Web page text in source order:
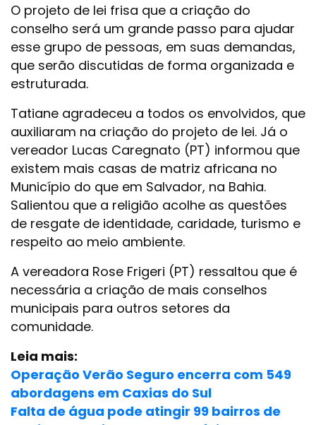
O projeto de lei frisa que a criação do
conselho será um grande passo para ajudar
esse grupo de pessoas, em suas demandas,
que serão discutidas de forma organizada e
estruturada.
Tatiane agradeceu a todos os envolvidos, que
auxiliaram na criação do projeto de lei. Já o
vereador Lucas Caregnato (PT) informou que
existem mais casas de matriz africana no
Município do que em Salvador, na Bahia.
Salientou que a religião acolhe as questões
de resgate de identidade, caridade, turismo e
respeito ao meio ambiente.
A vereadora Rose Frigeri (PT) ressaltou que é
necessária a criação de mais conselhos
municipais para outros setores da
comunidade.
Leia mais:
Operação Verão Seguro encerra com 549
abordagens em Caxias do Sul
Falta de água pode atingir 99 bairros de